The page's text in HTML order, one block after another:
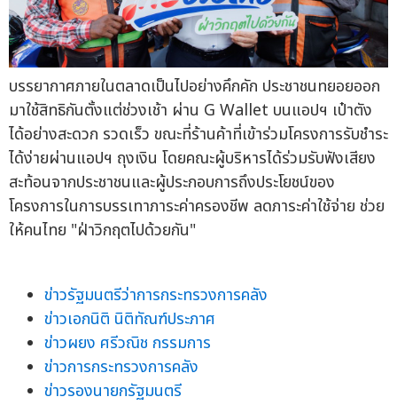
บรรยากาศภายในตลาดเป็นไปอย่างคึกคัก ประชาชนทยอยออก
มาใช้สิทธิกันตั้งแต่ช่วงเช้า ผ่าน G Wallet บนแอปฯ เป๋าตัง
ได้อย่างสะดวก รวดเร็ว ขณะที่ร้านค้าที่เข้าร่วมโครงการรับชำระ
ได้ง่ายผ่านแอปฯ ถุงเงิน โดยคณะผู้บริหารได้ร่วมรับฟังเสียง
สะท้อนจากประชาชนและผู้ประกอบการถึงประโยชน์ของ
โครงการในการบรรเทาภาระค่าครองชีพ ลดภาระค่าใช้จ่าย ช่วย
ให้คนไทย "ฝ่าวิกฤตไปด้วยกัน"
ข่าวรัฐมนตรีว่าการกระทรวงการคลัง
ข่าวเอกนิติ นิติทัณฑ์ประภาศ
ข่าวผยง ศรีวณิช กรรมการ
ข่าวการกระทรวงการคลัง
ข่าวรองนายกรัฐมนตรี